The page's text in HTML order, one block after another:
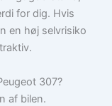
for dig. Hvis
en høj selvrisiko
307?
af bilen.